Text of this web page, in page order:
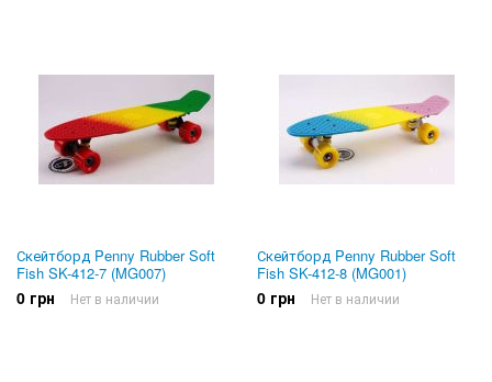
Скейтборд Penny Rubber Soft
Fish SK-412-7 (MG007)
0 грн Нет в наличии
Скейтборд Penny Rubber Soft
Fish SK-412-8 (MG001)
0 грн Нет в наличии